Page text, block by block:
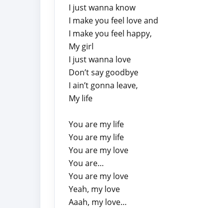
I just wanna know
I make you feel love and
I make you feel happy,
My girl
I just wanna love
Don’t say goodbye
I ain’t gonna leave,
My life
You are my life
You are my life
You are my love
You are…
You are my love
Yeah, my love
Aaah, my love…